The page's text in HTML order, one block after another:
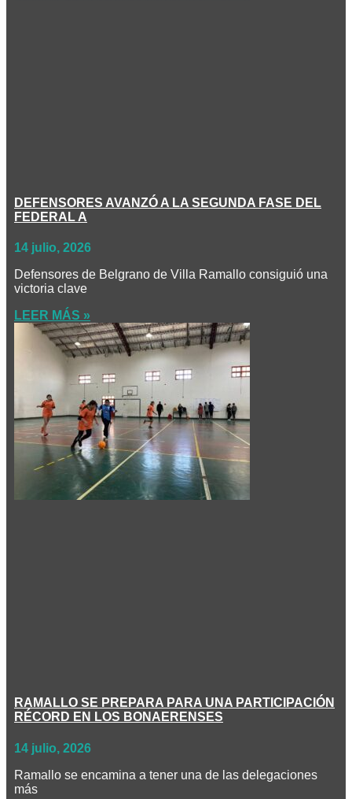
DEFENSORES AVANZÓ A LA SEGUNDA FASE DEL
FEDERAL A
14 julio, 2026
Defensores de Belgrano de Villa Ramallo consiguió una
victoria clave
LEER MÁS »
RAMALLO SE PREPARA PARA UNA PARTICIPACIÓN
RÉCORD EN LOS BONAERENSES
14 julio, 2026
Ramallo se encamina a tener una de las delegaciones
más